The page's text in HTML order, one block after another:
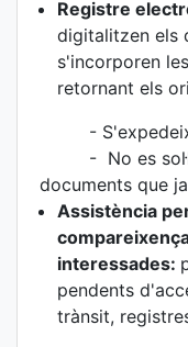
Registre
digitalitzen els
s'incorporen
retornant els
-
- No es
documents que
Assistència
interessades:
pendents
trànsit,